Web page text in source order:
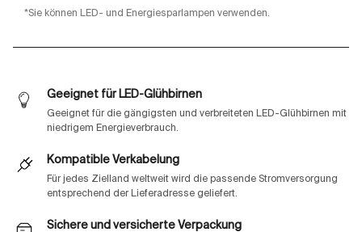
*Sie können LED- und Energiesparlampen verwenden.
Geeignet für LED-Glühbirnen
Geeignet für die gängigsten und verbreiteten LED-Glühbirnen mit
niedrigem Energieverbrauch.
Kompatible Verkabelung
Für jedes Zielland weltweit wird die passende Stromversorgung
entsprechend der Lieferadresse geliefert.
Sichere und versicherte Verpackung